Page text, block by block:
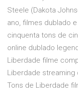
Steele (Dakota
ano, filmes dublado
cinquenta tons de
online dublado
Liberdade filme
Liberdade streaming
Tons de Liberdade